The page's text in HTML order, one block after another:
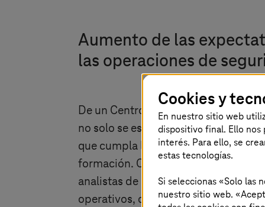
Aumento de las
las operaciones de
De un Centro de Operaciones de
no solo se espera que garantice la
que cumpla los requisitos de
formación. Con sistemas de
analistas de seguridad se enfrentan
operativos, como por ejemplo, una
Cookies y
En nuestro sitio web
dispositivo final. Ello
interés. Para ello, se
estas tecnologías.
Si seleccionas «Solo las
nuestro sitio web.